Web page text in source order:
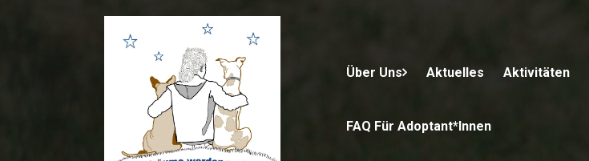
Über Uns
Aktuelles Aktivitäten
FAQ Für Adoptant*innen